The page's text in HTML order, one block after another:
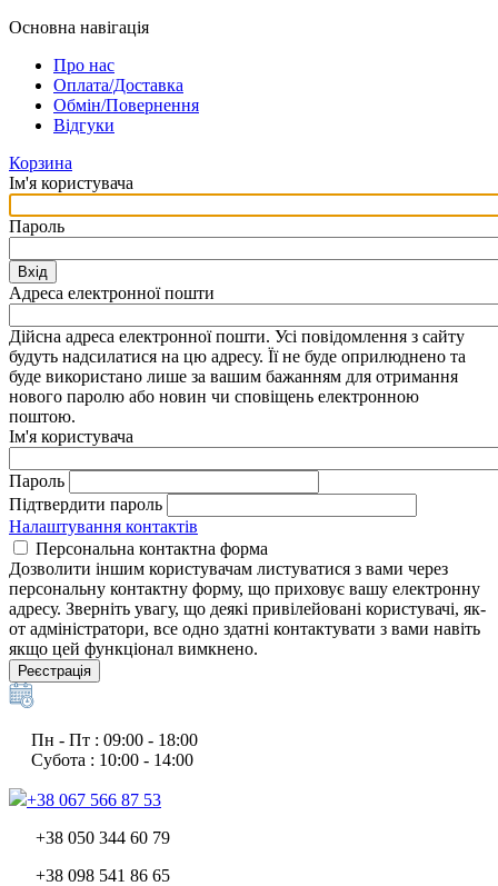
Основна навігація
Про нас
Оплата/Доставка
Обмін/Повернення
Відгуки
Корзина
Ім'я користувача
Пароль
Вхід
Адреса електронної пошти
Дійсна адреса електронної пошти. Усі повідомлення з сайту
будуть надсилатися на цю адресу. Її не буде оприлюднено та
буде використано лише за вашим бажанням для отримання
нового паролю або новин чи сповіщень електронною
поштою.
Ім'я користувача
Пароль
Підтвердити пароль
Налаштування контактів
Персональна контактна форма
Дозволити іншим користувачам листуватися з вами через
персональну контактну форму, що приховує вашу електронну
адресу. Зверніть увагу, що деякі привілейовані користувачі, як-
от адміністратори, все одно здатні контактувати з вами навіть
якщо цей функціонал вимкнено.
Реєстрація
Пн - Пт : 09:00 - 18:00
Субота : 10:00 - 14:00
+38 067 566 87 53
+38 050 344 60 79
+38 098 541 86 65